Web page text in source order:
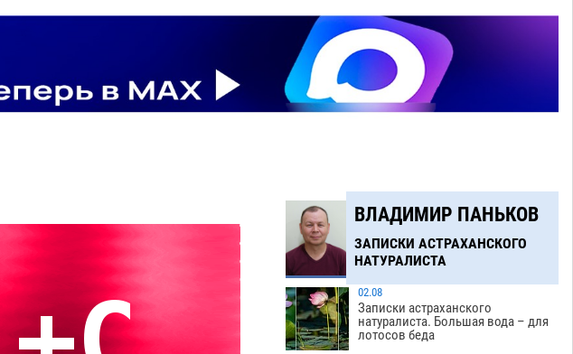
ВЛАДИМИР ПАНЬКОВ
ЗАПИСКИ АСТРАХАНСКОГО
НАТУРАЛИСТА
02.08
Записки астраханского
натуралиста. Большая вода – для
лотосов беда